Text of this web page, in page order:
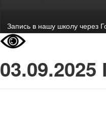
Запись в нашу школу через